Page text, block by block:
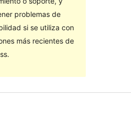
problemas de
si se utiliza con
más recientes de